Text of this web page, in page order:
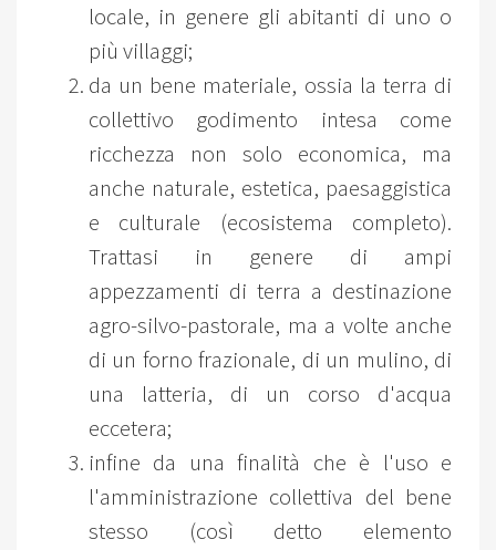
locale, in genere gli abitanti di uno o
più villaggi;
da un bene materiale, ossia la terra di
collettivo godimento intesa come
ricchezza non solo economica, ma
anche naturale, estetica, paesaggistica
e culturale (ecosistema completo).
Trattasi in genere di ampi
appezzamenti di terra a destinazione
agro-silvo-pastorale, ma a volte anche
di un forno frazionale, di un mulino, di
una latteria, di un corso d'acqua
eccetera;
infine da una finalità che è l'uso e
l'amministrazione collettiva del bene
stesso (così detto elemento